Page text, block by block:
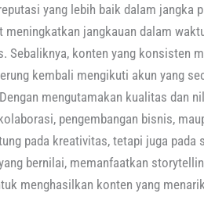
yang lebih baik dalam jangka
meningkatkan jangkauan dalam
Sebaliknya, konten yang
kembali mengikuti akun yang
mengutamakan kualitas dan
pengembangan bisnis,
pada kreativitas, tetapi juga
bernilai, memanfaatkan
menghasilkan konten yang